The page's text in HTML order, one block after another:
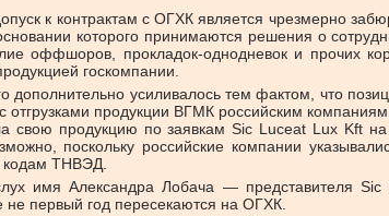
к контрактам с ОГХК является чрезмерно
которого принимаются решения о
оффшоров, прокладок-однодневок и прочих
госкомпании.
усиливалось тем фактом, что
отгрузками продукции ВГМК российским компаниям
свою продукцию по заявкам Sic Luceat Lux Kft
поскольку российские компании
кодам ТНВЭД.
имя Александра Лобача — представителя
первый год пересекаются на ОГХК.